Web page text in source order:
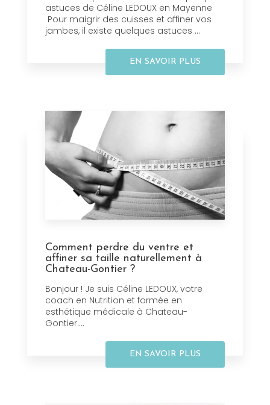
astuces de Céline LEDOUX en Mayenne
Pour maigrir des cuisses et affiner vos
jambes, il existe quelques astuces ...
EN SAVOIR PLUS
Comment perdre du ventre et
affiner sa taille naturellement à
Chateau-Gontier ?
Bonjour ! Je suis Céline LEDOUX, votre
coach en Nutrition et formée en
esthétique médicale à Chateau-
Gontier....
EN SAVOIR PLUS